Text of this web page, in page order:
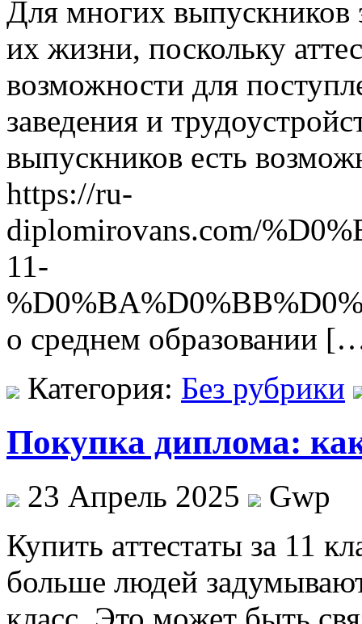
Для многих выпускников
их жизни, поскольку
возможности для
заведения и
выпускников есть
https://ru-
diplomirovans.com/
11-
о среднем образовании
Категория: Без рубрики
Покупка диплома:
23 Апрель 2025
Gwp
Купить aттeстaты зa 11
больше людей